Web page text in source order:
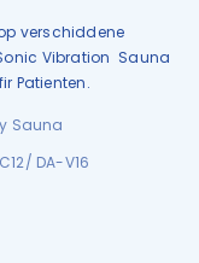
verschiddene
Vibration Sauna
Patienten.
Sauna
DA-V16